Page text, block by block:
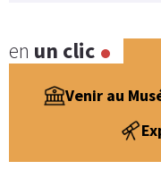
en un clic
Venir au